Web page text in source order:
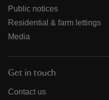
Public notices
Residential & farm lettings
Media
Get in touch
Contact us